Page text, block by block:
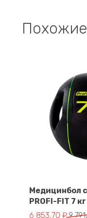
Похожие
В
Медицинбол
PROFI-FIT 7 кг
9
6 853,70 ₽
Текущая цена: